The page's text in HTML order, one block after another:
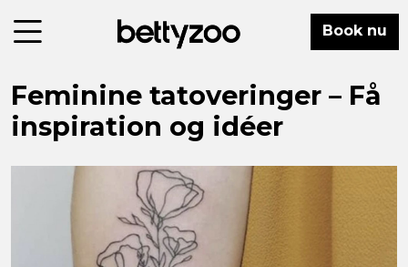
Book nu
Feminine tatoveringer – Få
inspiration og idéer